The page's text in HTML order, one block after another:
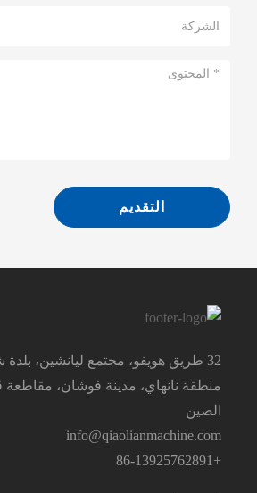
التقديم
32 طريق هويفو، مجتمع ليانشين، بلدة
منطقة نانهاي، مدينة فوشان، مقاطعة
الصين
info@qiaolianmachine.com
+86-13925762891